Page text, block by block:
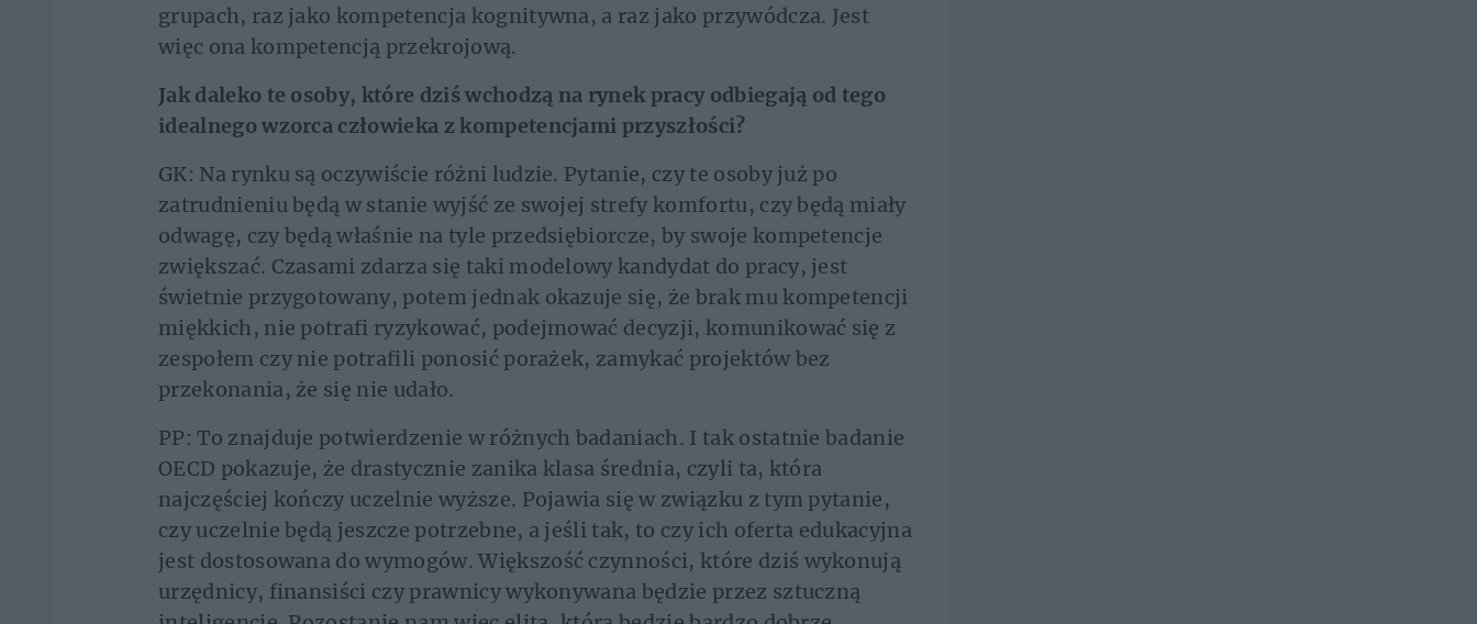
grupach, raz jako kompetencja kognitywna, a raz jako przywódcza. Jest
więc ona kompetencją przekrojową.
Jak daleko te osoby, które dziś wchodzą na rynek pracy odbiegają od tego
idealnego wzorca człowieka z kompetencjami przyszłości?
GK: Na rynku są oczywiście różni ludzie. Pytanie, czy te osoby już po
zatrudnieniu będą w stanie wyjść ze swojej strefy komfortu, czy będą miały
odwagę, czy będą właśnie na tyle przedsiębiorcze, by swoje kompetencje
zwiększać. Czasami zdarza się taki modelowy kandydat do pracy, jest
świetnie przygotowany, potem jednak okazuje się, że brak mu kompetencji
miękkich, nie potrafi ryzykować, podejmować decyzji, komunikować się z
zespołem czy nie potrafili ponosić porażek, zamykać projektów bez
przekonania, że się nie udało.
PP: To znajduje potwierdzenie w różnych badaniach. I tak ostatnie badanie
OECD pokazuje, że drastycznie zanika klasa średnia, czyli ta, która
najczęściej kończy uczelnie wyższe. Pojawia się w związku z tym pytanie,
czy uczelnie będą jeszcze potrzebne, a jeśli tak, to czy ich oferta edukacyjna
jest dostosowana do wymogów. Większość czynności, które dziś wykonują
urzędnicy, finansiści czy prawnicy wykonywana będzie przez sztuczną